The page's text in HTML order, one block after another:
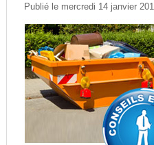
Publié le mercredi 14 janvier